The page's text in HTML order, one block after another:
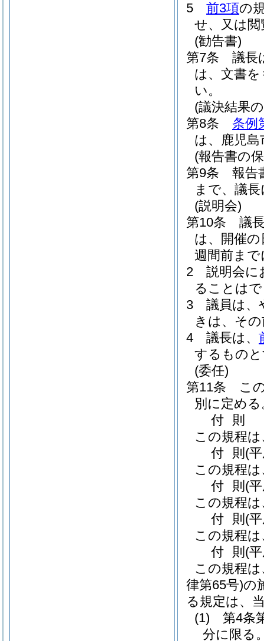
5
前3項の
せ、又は
(勧告書)
第7条
議長
は、文書
い。
(議決結果
第8条
条例
は、鹿児
(報告書の
第9条
報告
まで、議
(説明会)
第10条
議
は、開催
週間前ま
2
説明会に
ることは
3
議員は、
きは、そ
4
議長は、
するもの
(委任)
第11条
こ
別に定める
付 則
この規程
付 則 (
この規程
付 則 (
この規程
付 則 (
この規程
付 則 (
この規程
律第65号)の
る規定は、
(1)
第4条
分に限る